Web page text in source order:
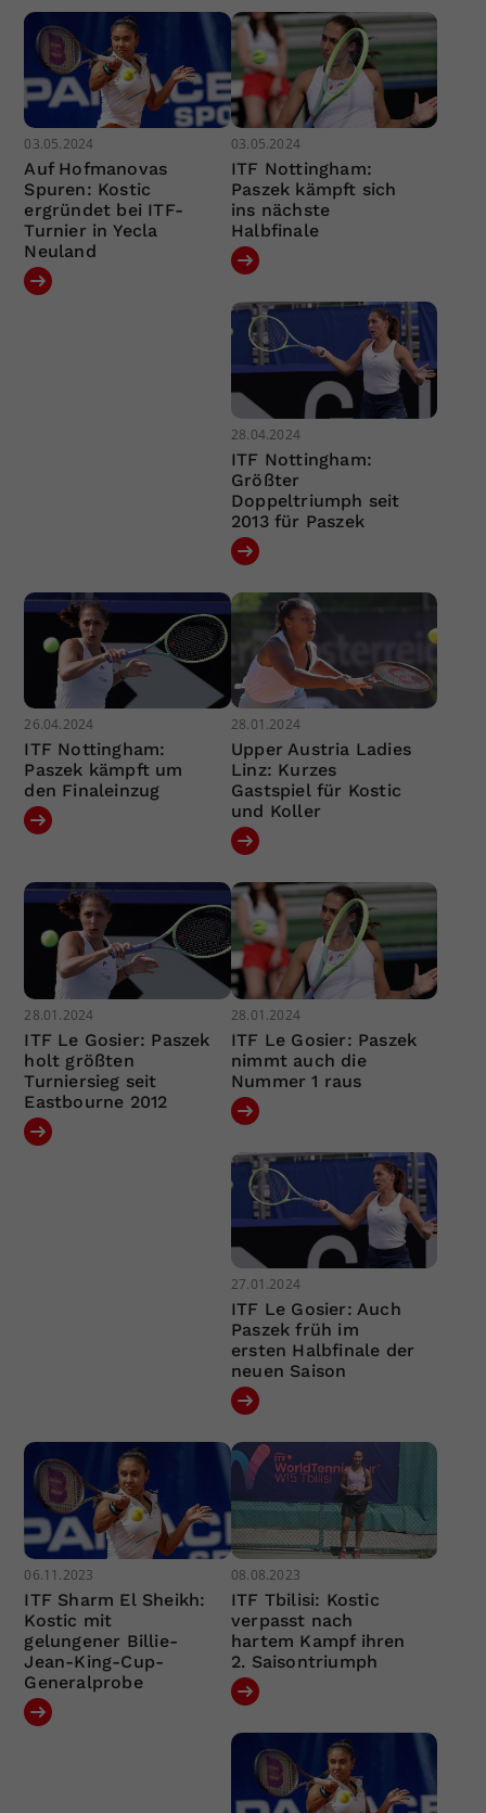
03.05.2024
Auf Hofmanovas
Spuren: Kostic
ergründet bei ITF-
Turnier in Yecla
Neuland
03.05.2024
ITF Nottingham:
Paszek kämpft sich
ins nächste
Halbfinale
28.04.2024
ITF Nottingham:
Größter
Doppeltriumph seit
2013 für Paszek
26.04.2024
ITF Nottingham:
Paszek kämpft um
den Finaleinzug
28.01.2024
Upper Austria Ladies
Linz: Kurzes
Gastspiel für Kostic
und Koller
28.01.2024
ITF Le Gosier: Paszek
holt größten
Turniersieg seit
Eastbourne 2012
28.01.2024
ITF Le Gosier: Paszek
nimmt auch die
Nummer 1 raus
27.01.2024
ITF Le Gosier: Auch
Paszek früh im
ersten Halbfinale der
neuen Saison
06.11.2023
ITF Sharm El Sheikh:
Kostic mit
gelungener Billie-
Jean-King-Cup-
Generalprobe
08.08.2023
ITF Tbilisi: Kostic
verpasst nach
hartem Kampf ihren
2. Saisontriumph